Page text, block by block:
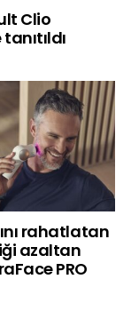
Clio
rahatlatan
azaltan
PRO